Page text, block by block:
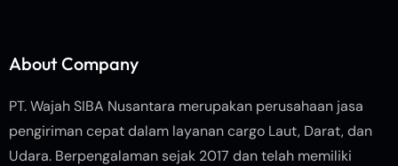
About Company
PT. Wajah SIBA Nusantara merupakan perusahaan jasa
pengiriman cepat dalam layanan cargo Laut, Darat, dan
Udara. Berpengalaman sejak 2017 dan telah memiliki